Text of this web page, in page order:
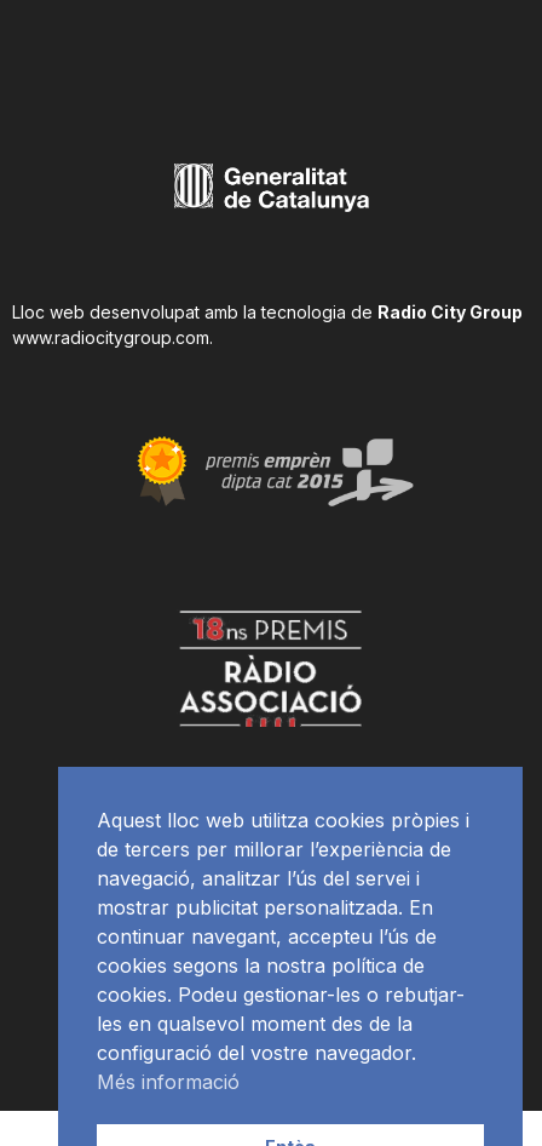
Lloc web desenvolupat amb la tecnologia de Radio City Group
www.radiocitygroup.com.
APP Programació
Aquest lloc web utilitza cookies pròpies i
de tercers per millorar l’experiència de
navegació, analitzar l’ús del servei i
mostrar publicitat personalitzada. En
continuar navegant, accepteu l’ús de
cookies segons la nostra política de
cookies. Podeu gestionar-les o rebutjar-
les en qualsevol moment des de la
configuració del vostre navegador.
Més informació